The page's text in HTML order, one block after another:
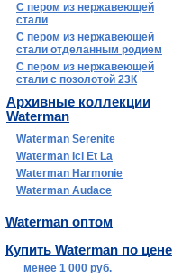
С пером из нержавеющей
стали
С пером из нержавеющей
стали отделанным родием
С пером из нержавеющей
стали с позолотой 23К
Архивные коллекции
Waterman
Waterman Serenite
Waterman Ici Et La
Waterman Harmonie
Waterman Audace
Waterman оптом
Купить Waterman по цене
менее 1 000 руб.